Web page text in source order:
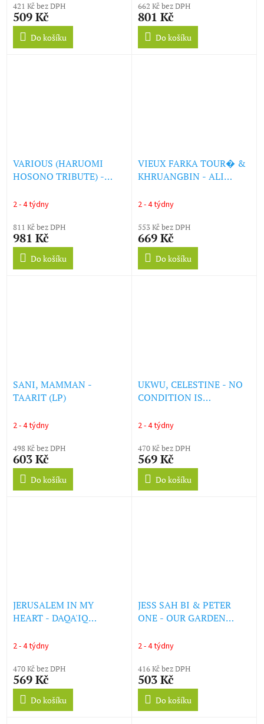
421 Kč bez DPH
509 Kč
Do košíku
662 Kč bez DPH
801 Kč
Do košíku
VARIOUS (HARUOMI
HOSONO TRIBUTE) -
REVISITED (LP)
2 - 4 týdny
811 Kč bez DPH
981 Kč
Do košíku
VIEUX FARKA TOUR� &
KHRUANGBIN - ALI
(LP)
2 - 4 týdny
553 Kč bez DPH
669 Kč
Do košíku
SANI, MAMMAN -
TAARIT (LP)
2 - 4 týdny
498 Kč bez DPH
603 Kč
Do košíku
UKWU, CELESTINE - NO
CONDITION IS
2 - 4 týdny
470 Kč bez DPH
569 Kč
Do košíku
JERUSALEM IN MY
HEART - DAQA'IQ
2 - 4 týdny
470 Kč bez DPH
569 Kč
Do košíku
JESS SAH BI & PETER
ONE - OUR GARDEN
2 - 4 týdny
416 Kč bez DPH
503 Kč
Do košíku